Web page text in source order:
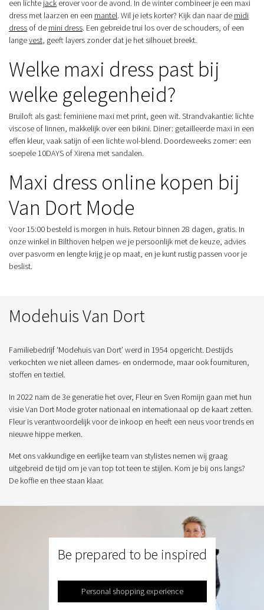
een lichte jack erover voor de avond. In de winter combineer je een maxi
dress met laarzen en een mantel. Wil je iets korter? Kijk dan naar de midi
dress of de mini dress. Een gebreide trui los over de schouders, of een
langevest, geeft layers zonder dat je het silhouet breekt.
Welke maxi dress past bij
welke gelegenheid?
Bruiloft als gast: feminiene maxi met print, geen wit. Strandvakantie: lichte
viscose of linnen, makkelijk over een bikini. Diner: getailleerde maxi in een
effen kleur, vaak satijn of een lichte wol-blend. Doordeweeks zomer: een
soepele 10DAYS of Xirena met sandalen.
Maxi dress online kopen bij
Van Dort Mode
Voor 15:00 besteld is morgen in huis. Retour binnen 28 dagen, gratis. In
onze winkel in Bilthoven helpen we je persoonlijk met de keuze, advies
over pasvorm en lengte krijg je op maat, en je kunt rustig passen voor je
beslist.
Modehuis Van Dort
Familiebedrijf ‘Modehuis van Dort’ werd in 1954 opgericht. Destijds
verkochten we niet alleen dames- en ondermode, maar ook fournituren,
stoffen en textiel.
In 2022 nam de 3e generatie het over, Fleur en Sven Romijn gaan met hun
visie Van Dort Mode groter nationaal en internationaal op de kaart zetten.
Fleur is verantwoordelijk voor de inkoop en heeft een neus voor trends en
nieuwe hippe merken.
Met ons vakkundige en eerlijke team van stylistes nemen wij graag
uitgebreid de tijd om je van top tot teen te stijlen. Kom je bij ons langs?
De koffie en thee staan klaar.
Be prepared to be inspired
Personal shopping experience